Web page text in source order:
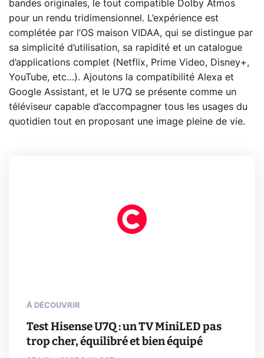
bandes originales, le tout compatible Dolby Atmos
pour un rendu tridimensionnel. L’expérience est
complétée par l’OS maison VIDAA, qui se distingue par
sa simplicité d’utilisation, sa rapidité et un catalogue
d’applications complet (Netflix, Prime Video, Disney+,
YouTube, etc…). Ajoutons la compatibilité Alexa et
Google Assistant, et le U7Q se présente comme un
téléviseur capable d’accompagner tous les usages du
quotidien tout en proposant une image pleine de vie.
À DÉCOUVRIR
Test Hisense U7Q : un TV MiniLED pas
trop cher, équilibré et bien équipé